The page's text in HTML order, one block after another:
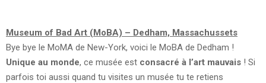
Museum of Bad Art (MoBA) – Dedham, Massachussets
Bye bye le MoMA de New-York, voici le MoBA de Dedham !
Unique au monde, ce musée est consacré à l’art mauvais ! Si
parfois toi aussi quand tu visites un musée tu te retiens